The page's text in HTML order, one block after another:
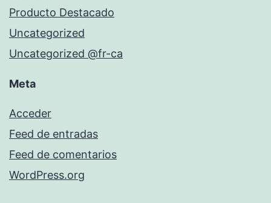
Producto Destacado
Uncategorized
Uncategorized @fr-ca
Meta
Acceder
Feed de entradas
Feed de comentarios
WordPress.org